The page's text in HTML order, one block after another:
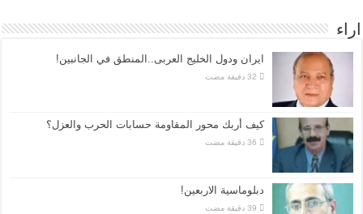
اراء
ايران ودول الخليج العربى..المنطق في الجانبين!
كيف أربك محور المقاومة حسابات الحرب والعزل؟
دبلوماسية الاربعين!